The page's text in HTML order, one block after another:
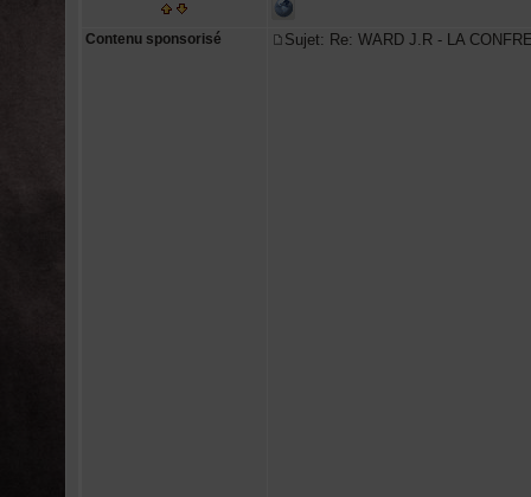
Contenu sponsorisé Sujet: Re: WARD J.R - LA